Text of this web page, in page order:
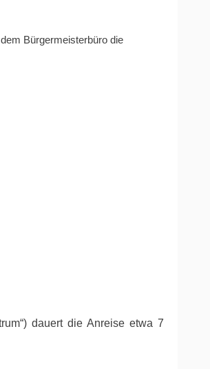
Bürgermeisterbüro die
dauert die Anreise etwa 7